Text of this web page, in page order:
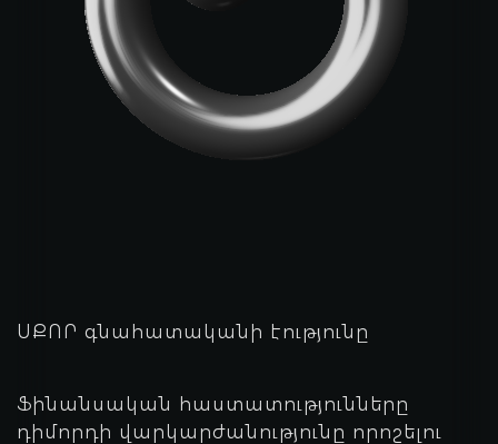
ՍՔՈՐ գնահատականի էությունը
Ֆինանսական հաստատությունները
դիմորդի վարկարժանությունը որոշելու